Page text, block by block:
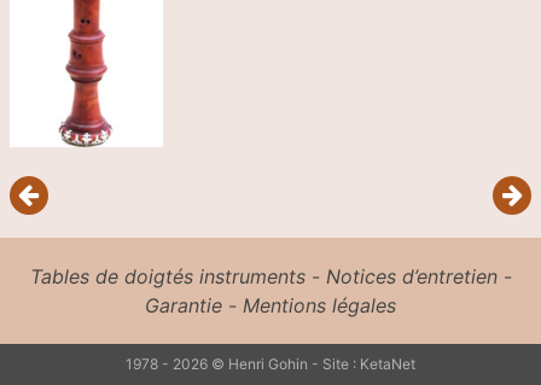
Tables de doigtés instruments- Notices d’entretien-
Garantie - Mentions légales
1978 - 2026 © Henri Gohin - Site : KetaNet